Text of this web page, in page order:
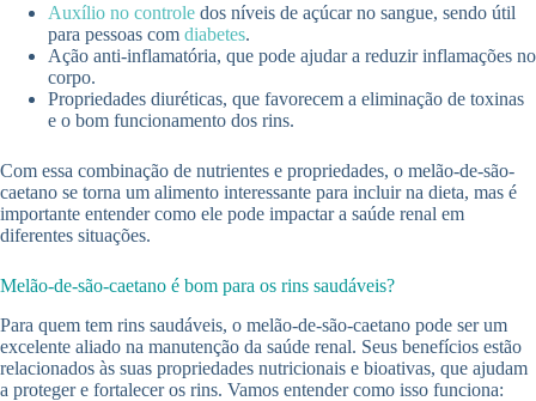
Auxílio no controle dos níveis de açúcar no sangue, sendo útil
para pessoas com diabetes.
Ação anti-inflamatória, que pode ajudar a reduzir inflamações no
corpo.
Propriedades diuréticas, que favorecem a eliminação de toxinas
e o bom funcionamento dos rins.
Com essa combinação de nutrientes e propriedades, o melão-de-são-
caetano se torna um alimento interessante para incluir na dieta, mas é
importante entender como ele pode impactar a saúde renal em
diferentes situações.
Melão-de-são-caetano é bom para os rins saudáveis?
Para quem tem rins saudáveis, o melão-de-são-caetano pode ser um
excelente aliado na manutenção da saúde renal. Seus benefícios estão
relacionados às suas propriedades nutricionais e bioativas, que ajudam
a proteger e fortalecer os rins. Vamos entender como isso funciona: